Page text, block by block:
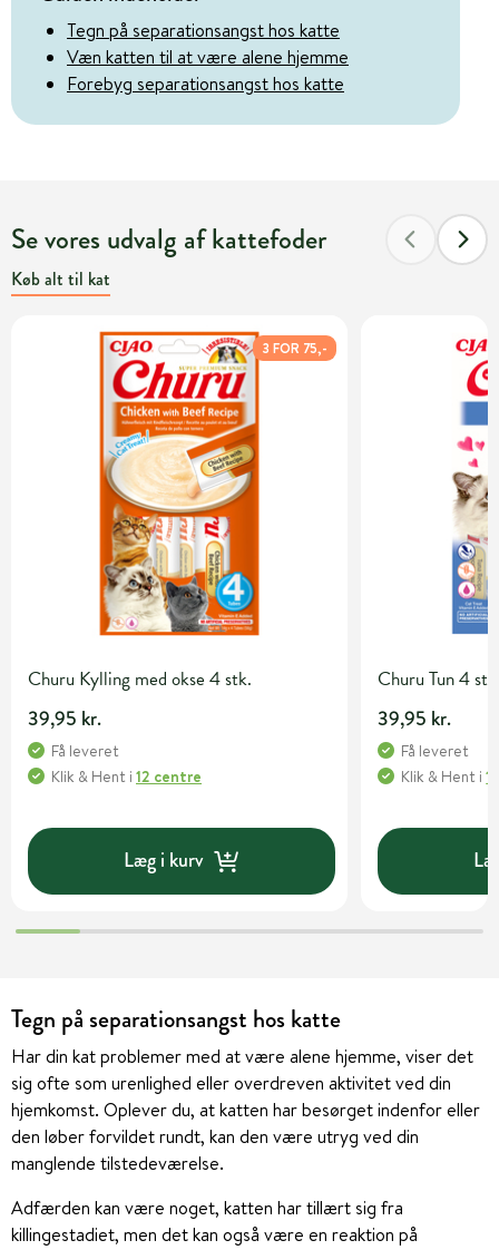
Tegn på separationsangst hos katte
Væn katten til at være alene hjemme
Forebyg separationsangst hos katte
Se vores udvalg af kattefoder
Køb alt til kat
3 FOR 75,-
Churu Kylling med okse 4 stk.
39,95 kr.
Få leveret
Klik & Hent i 12 centre
Læg i kurv
Churu Tun 4
39,95 kr.
Få leveret
Klik & Hent i
Tegn på separationsangst hos katte
Har din kat problemer med at være alene hjemme, viser det
sig ofte som urenlighed eller overdreven aktivitet ved din
hjemkomst. Oplever du, at katten har besørget indenfor eller
den løber forvildet rundt, kan den være utryg ved din
manglende tilstedeværelse.
Adfærden kan være noget, katten har tillært sig fra
killingestadiet, men det kan også være en reaktion på